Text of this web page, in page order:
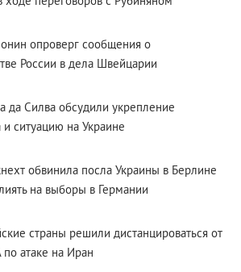
опроверг сообщения о
России в дела Швейцарии
да Силва обсудили укрепление
и ситуацию на Украине
обвинила посла Украины в Берлине
на выборы в Германии
страны решили дистанцироваться от
атаке на Иран